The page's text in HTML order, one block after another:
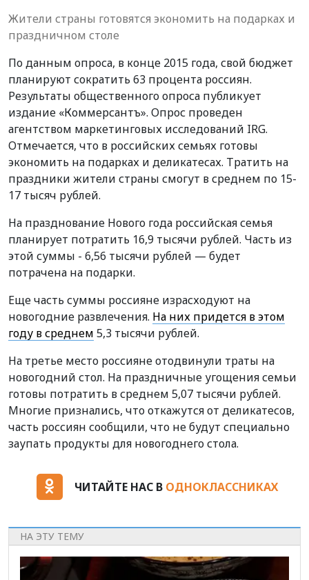
Жители страны готовятся экономить на подарках и
праздничном столе
По данным опроса, в конце 2015 года, свой бюджет
планируют сократить 63 процента россиян.
Результаты общественного опроса публикует
издание «Коммерсантъ». Опрос проведен
агентством маркетинговых исследований IRG.
Отмечается, что в российских семьях готовы
экономить на подарках и деликатесах. Тратить на
праздники жители страны смогут в среднем по 15-
17 тысяч рублей.
На празднование Нового года российская семья
планирует потратить 16,9 тысячи рублей. Часть из
этой суммы - 6,56 тысячи рублей — будет
потрачена на подарки.
Еще часть суммы россияне израсходуют на
новогодние развлечения. На них придется в этом
году в среднем 5,3 тысячи рублей.
На третье место россияне отодвинули траты на
новогодний стол. На праздничные угощения семьи
готовы потратить в среднем 5,07 тысячи рублей.
Многие признались, что откажутся от деликатесов,
часть россиян сообщили, что не будут специально
заупать продукты для новогоднего стола.
ЧИТАЙТЕ НАС В ОДНОКЛАССНИКАХ
НА ЭТУ ТЕМУ